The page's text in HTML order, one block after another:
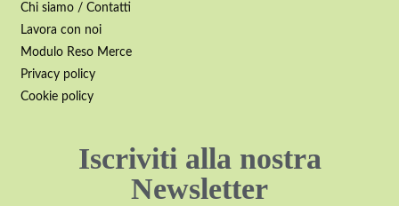
Chi siamo / Contatti
Lavora con noi
Modulo Reso Merce
Privacy policy
Cookie policy
Iscriviti alla nostra
Newsletter